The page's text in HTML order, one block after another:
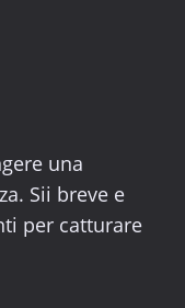
una
Sii breve e
per catturare